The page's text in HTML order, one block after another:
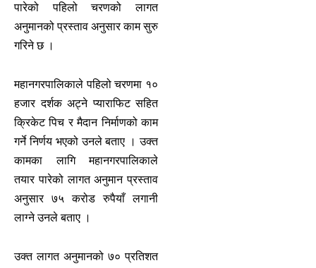
पारेको पहिलो चरणको लागत
अनुमानको प्रस्ताव अनुसार काम सुरु
गरिने छ ।
महानगरपालिकाले पहिलो चरणमा १०
हजार दर्शक अट्ने प्याराफिट सहित
क्रिकेट पिच र मैदान निर्माणको काम
गर्ने निर्णय भएको उनले बताए । उक्त
कामका लागि महानगरपालिकाले
तयार पारेको लागत अनुमान प्रस्ताव
अनुसार ७५ करोड रुपैयाँ लगानी
लाग्ने उनले बताए ।
उक्त लागत अनुमानको ७० प्रतिशत